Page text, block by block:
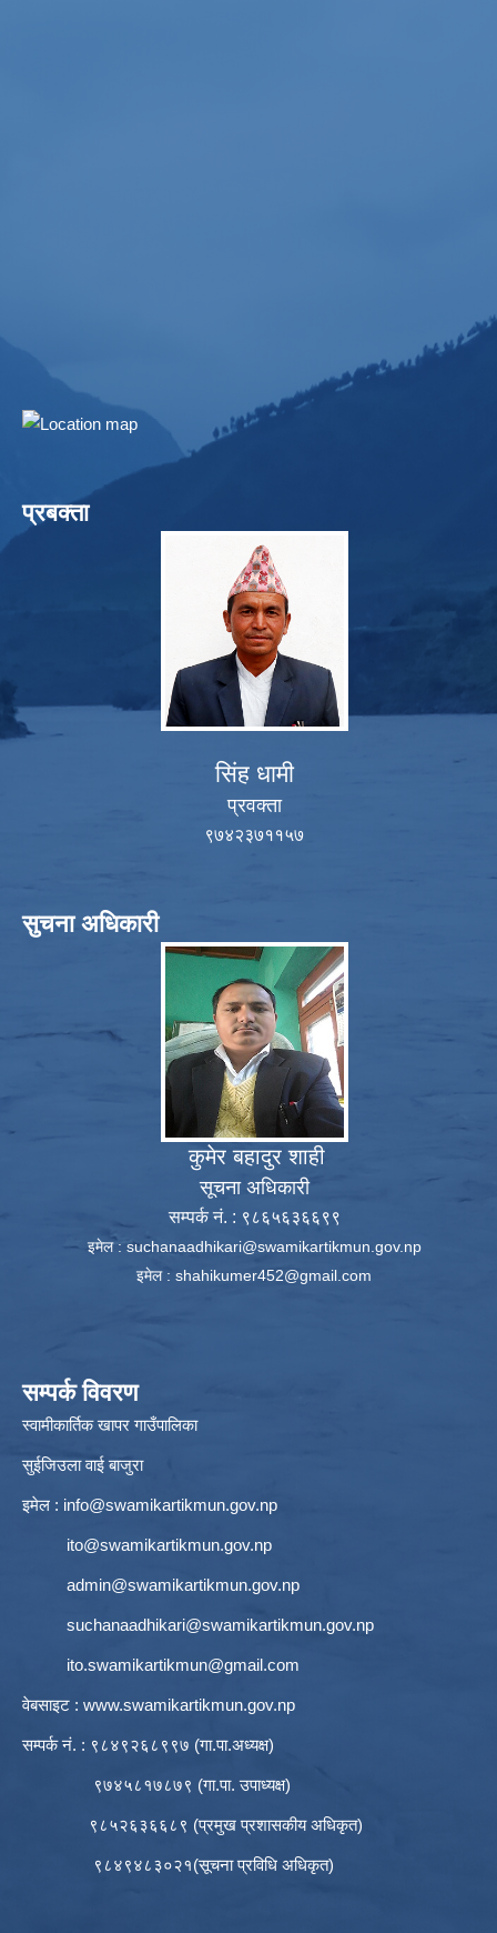
प्रबक्ता
सिंह धामी
प्रवक्ता
९७४२३७११५७
सुचना अधिकारी
कुमेर बहादुर शाही
सूचना अधिकारी
सम्पर्क नं. : ९८६५६३६६९९
इमेल : suchanaadhikari@swamikartikmun.gov.np
इमेल : shahikumer452@gmail.com
सम्पर्क विवरण
स्वामीकार्तिक खापर गाउँपालिका
सुईजिउला वाई बाजुरा
इमेल : info@swamikartikmun.gov.np
ito@swamikartikmun.gov.np
admin@swamikartikmun.gov.np
suchanaadhikari@swamikartikmun.gov.np
ito.swamikartikmun@gmail.com
वेबसाइट : www.swamikartikmun.gov.np
सम्पर्क नं. : ९८४९२६८९९७ (गा.पा.अध्यक्ष)
९७४५८१७८७९ (गा.पा. उपाध्यक्ष)
९८५२६३६६८९ (प्रमुख प्रशासकीय अधिकृत)
९८४९४८३०२१(सूचना प्रविधि अधिकृत)